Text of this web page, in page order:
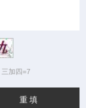
加四=7